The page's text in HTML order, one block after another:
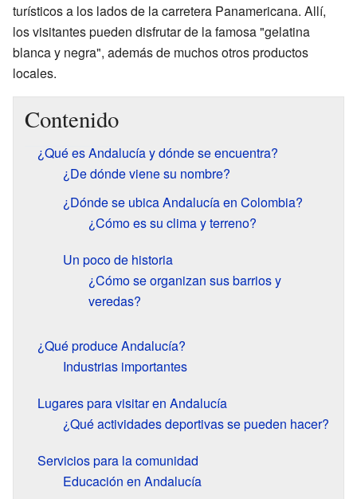
turísticos a los lados de la carretera Panamericana. Allí,
los visitantes pueden disfrutar de la famosa "gelatina
blanca y negra", además de muchos otros productos
locales.
Contenido
¿Qué es Andalucía y dónde se encuentra?
¿De dónde viene su nombre?
¿Dónde se ubica Andalucía en Colombia?
¿Cómo es su clima y terreno?
Un poco de historia
¿Cómo se organizan sus barrios y
veredas?
¿Qué produce Andalucía?
Industrias importantes
Lugares para visitar en Andalucía
¿Qué actividades deportivas se pueden hacer?
Servicios para la comunidad
Educación en Andalucía